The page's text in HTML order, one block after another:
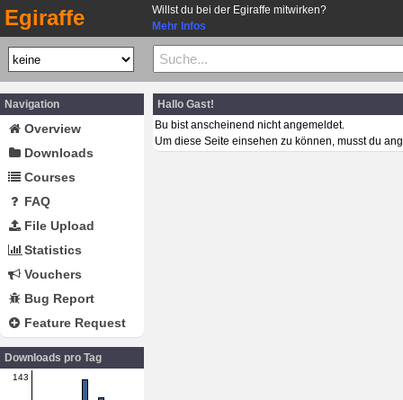
Egiraffe
Willst du bei der Egiraffe mitwirken?
Mehr Infos
Navigation
Overview
Downloads
Courses
FAQ
File Upload
Statistics
Vouchers
Bug Report
Feature Request
Downloads pro Tag
143
Hallo Gast!
Bu bist anscheinend nicht angemeldet.
Um diese Seite einsehen zu können, musst du